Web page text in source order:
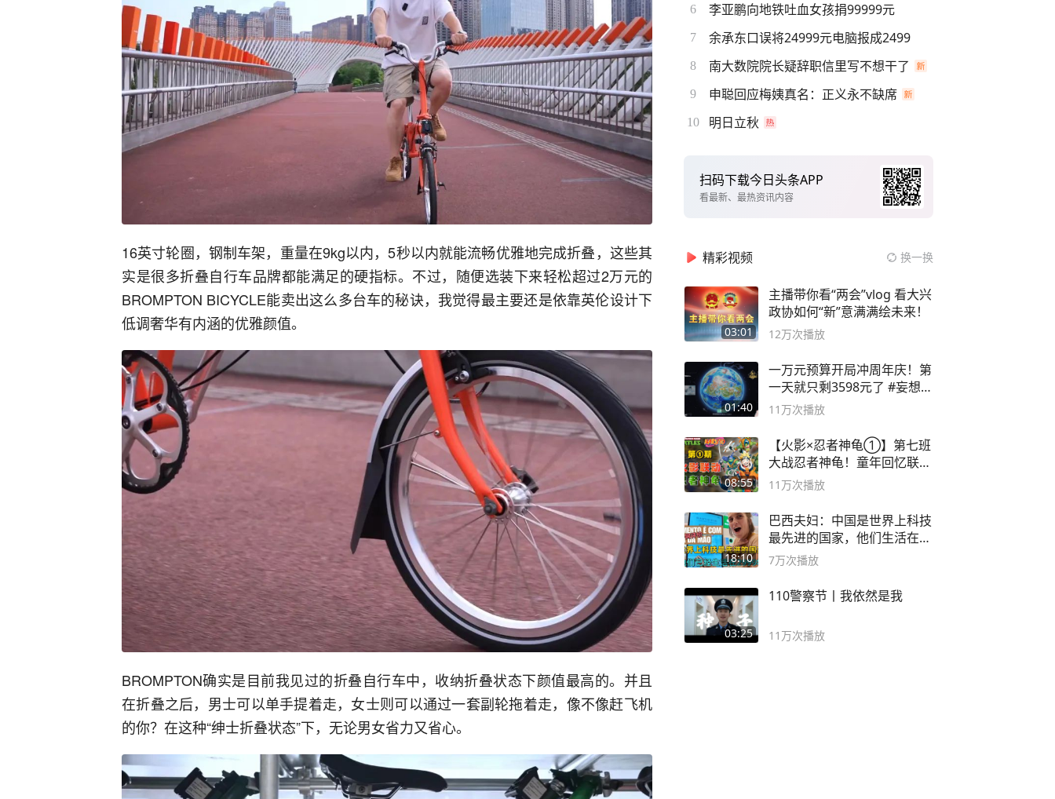
16英寸轮圈，钢制车架，重量在9kg以内，5秒以内就能流畅优雅地完成折叠，这些其
实是很多折叠自行车品牌都能满足的硬指标。不过，随便选装下来轻松超过2万元的
BROMPTON BICYCLE能卖出这么多台车的秘诀，我觉得最主要还是依靠英伦设计下
低调奢华有内涵的优雅颜值。
BROMPTON确实是目前我见过的折叠自行车中，收纳折叠状态下颜值最高的。并且
在折叠之后，男士可以单手提着走，女士则可以通过一套副轮拖着走，像不像赶飞机
的你？在这种“绅士折叠状态”下，无论男女省力又省心。
6 李亚鹏向地铁吐血女孩捐99999元
7 余承东口误将24999元电脑报成2499
8 南大数院院长疑辞职信里写不想干了
9 申聪回应梅姨真名：正义永不缺席
10 明日立秋
扫码下载今日头条APP
看最新、最热资讯内容
精彩视频 换一换
03:01
主播带你看“两会”vlog 看大兴
政协如何“新”意满满绘未来！
12万次播放
01:40
一万元预算开局冲周年庆！第
一天就只剩3598元了 #妄想山
海
11万次播放
08:55
【火影×忍者神龟①】第七班
大战忍者神龟！童年回忆联动
论武？
11万次播放
18:10
巴西夫妇：中国是世界上科技
最先进的国家，他们生活在
2999年
7万次播放
03:25
110警察节丨我依然是我
11万次播放